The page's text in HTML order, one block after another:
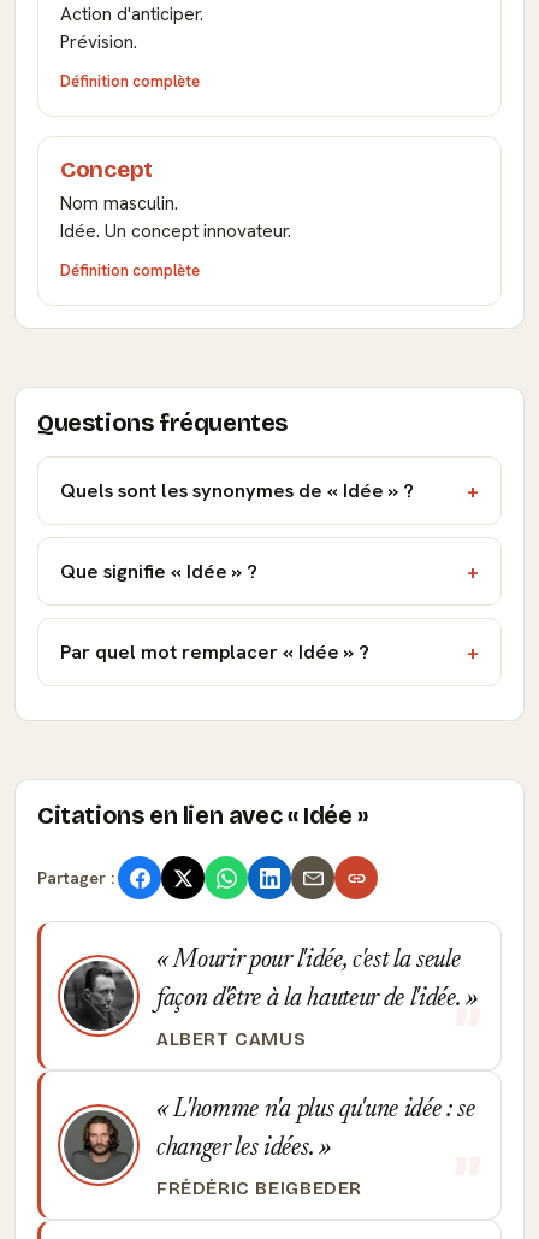
Action d'anticiper.
Prévision.
Définition complète
Concept
Nom masculin.
Idée. Un concept innovateur.
Définition complète
Questions fréquentes
Quels sont les synonymes de « Idée » ?
Que signifie « Idée » ?
Par quel mot remplacer « Idée » ?
Citations en lien avec « Idée »
Partager :
Mourir pour l'idée, c'est la seule
façon d'être à la hauteur de l'idée.
ALBERT CAMUS
L'homme n'a plus qu'une idée : se
changer les idées.
FRÉDÉRIC BEIGBEDER